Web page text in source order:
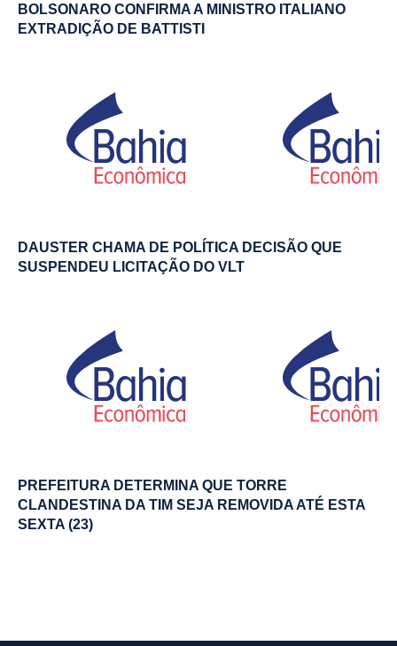
BOLSONARO CONFIRMA A MINISTRO ITALIANO
EXTRADIÇÃO DE BATTISTI
DAUSTER CHAMA DE POLÍTICA DECISÃO QUE
SUSPENDEU LICITAÇÃO DO VLT
PREFEITURA DETERMINA QUE TORRE
CLANDESTINA DA TIM SEJA REMOVIDA ATÉ ESTA
SEXTA (23)